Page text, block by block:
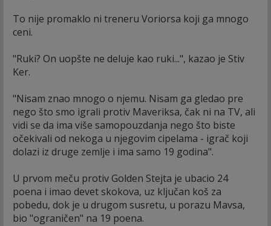
To nije promaklo ni treneru Voriorsa koji ga mnogo
ceni.
"Ruki? On uopšte ne deluje kao ruki...", kazao je Stiv
Ker.
"Nisam znao mnogo o njemu. Nisam ga gledao pre
nego što smo igrali protiv Maveriksa, čak ni na TV, ali
vidi se da ima više samopouzdanja nego što biste
očekivali od nekoga u njegovim cipelama - igrač koji
dolazi iz druge zemlje i ima samo 19 godina".
U prvom meču protiv Golden Stejta je ubacio 24
poena i imao devet skokova, uz ključan koš za
pobedu, dok je u drugom susretu, u porazu Mavsa,
bio "ograničen" na 19 poena.